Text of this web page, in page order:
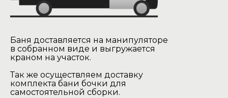
Баня доставляется на манипуляторе
в собранном виде и выгружается
краном на участок.
Так же осуществляем доставку
комплекта бани бочки для
самостоятельной сборки.